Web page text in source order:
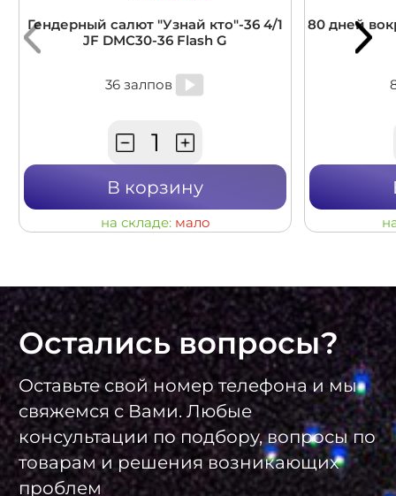
Гендерный салют "Узнай кто"-36 4/1
JF DMC30-36 Flash G
36 залпов
В корзину
на складе: мало
80 дней
Остались вопросы?
Оставьте свой номер телефона и мы
свяжемся с Вами. Любые
консультации по подбору, вопросы по
товарам и решения возникающих
проблем